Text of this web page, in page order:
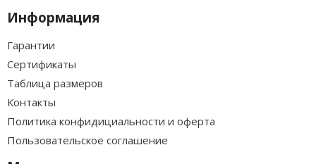
Информация
Гарантии
Сертификаты
Таблица размеров
Контакты
Политика конфидициальности и оферта
Пользовательское соглашение